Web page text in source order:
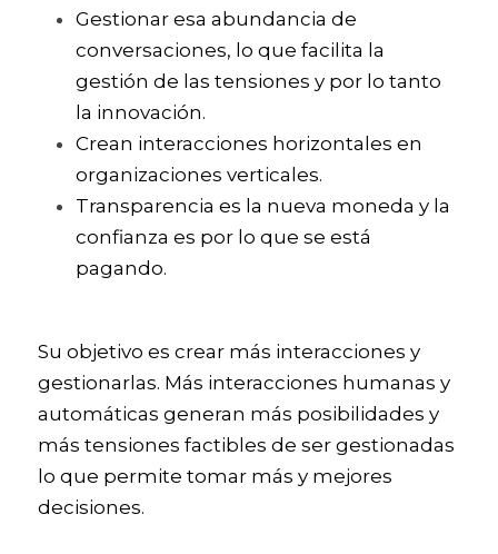
Gestionar esa abundancia de
conversaciones, lo que facilita la
gestión de las tensiones y por lo tanto
la innovación.
Crean interacciones horizontales en
organizaciones verticales.
Transparencia es la nueva moneda y la
confianza es por lo que se está
pagando.
Su objetivo es crear más interacciones y
gestionarlas. Más interacciones humanas y
automáticas generan más posibilidades y
más tensiones factibles de ser gestionadas
lo que permite tomar más y mejores
decisiones.